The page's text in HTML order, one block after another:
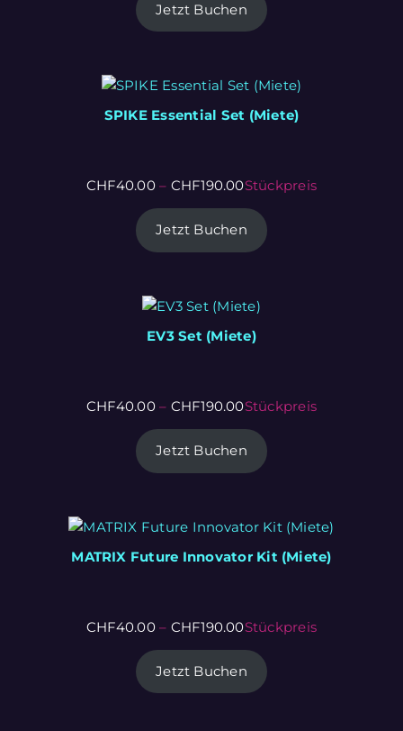
Jetzt Buchen
SPIKE Essential Set (Miete)
CHF40.00– CHF190.00Stückpreis
Jetzt Buchen
EV3 Set (Miete)
CHF40.00– CHF190.00Stückpreis
Jetzt Buchen
MATRIX Future Innovator Kit (Miete)
CHF40.00– CHF190.00Stückpreis
Jetzt Buchen